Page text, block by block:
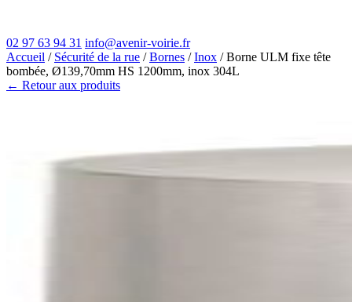
02 97 63 94 31 info@avenir-voirie.fr
Accueil / Sécurité de la rue /Bornes /Inox / Borne ULM fixe tête
bombée, Ø139,70mm HS 1200mm, inox 304L
← Retour aux produits